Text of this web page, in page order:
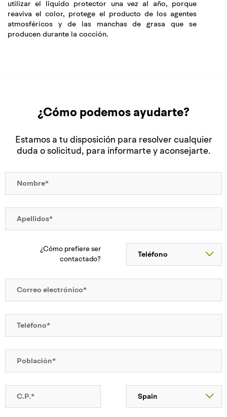
utilizar el líquido protector una vez al año, porque
reaviva el color, protege el producto de los agentes
atmosféricos y de las manchas de grasa que se
producen durante la cocción.
¿Cómo podemos ayudarte?
Estamos a tu disposición para resolver cualquier
duda o solicitud, para informarte y aconsejarte.
¿Cómo prefiere ser
contactado?